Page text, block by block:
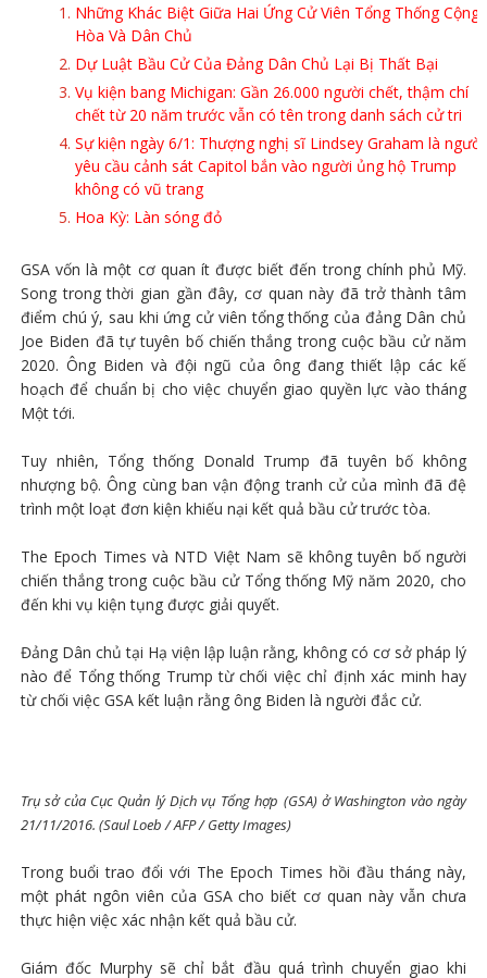
Những Khác Biệt Giữa Hai Ứng Cử Viên Tổng Thống Cộng
Hòa Và Dân Chủ
Dự Luật Bầu Cử Của Đảng Dân Chủ Lại Bị Thất Bại
Vụ kiện bang Michigan: Gần 26.000 người chết, thậm chí
chết từ 20 năm trước vẫn có tên trong danh sách cử tri
Sự kiện ngày 6/1: Thượng nghị sĩ Lindsey Graham là người
yêu cầu cảnh sát Capitol bắn vào người ủng hộ Trump
không có vũ trang
Hoa Kỳ: Làn sóng đỏ
GSA vốn là một cơ quan ít được biết đến trong chính phủ Mỹ.
Song trong thời gian gần đây, cơ quan này đã trở thành tâm
điểm chú ý, sau khi ứng cử viên tổng thống của đảng Dân chủ
Joe Biden đã tự tuyên bố chiến thắng trong cuộc bầu cử năm
2020. Ông Biden và đội ngũ của ông đang thiết lập các kế
hoạch để chuẩn bị cho việc chuyển giao quyền lực vào tháng
Một tới.
Tuy nhiên, Tổng thống Donald Trump đã tuyên bố không
nhượng bộ. Ông cùng ban vận động tranh cử của mình đã đệ
trình một loạt đơn kiện khiếu nại kết quả bầu cử trước tòa.
The Epoch Times và NTD Việt Nam sẽ không tuyên bố người
chiến thắng trong cuộc bầu cử Tổng thống Mỹ năm 2020, cho
đến khi vụ kiện tụng được giải quyết.
Đảng Dân chủ tại Hạ viện lập luận rằng, không có cơ sở pháp lý
nào để Tổng thống Trump từ chối việc chỉ định xác minh hay
từ chối việc GSA kết luận rằng ông Biden là người đắc cử.
Trụ sở của Cục Quản lý Dịch vụ Tổng hợp (GSA) ở Washington vào ngày
21/11/2016. (Saul Loeb / AFP / Getty Images)
Trong buổi trao đổi với The Epoch Times hồi đầu tháng này,
một phát ngôn viên của GSA cho biết cơ quan này vẫn chưa
thực hiện việc xác nhận kết quả bầu cử.
Giám đốc Murphy sẽ chỉ bắt đầu quá trình chuyển giao khi